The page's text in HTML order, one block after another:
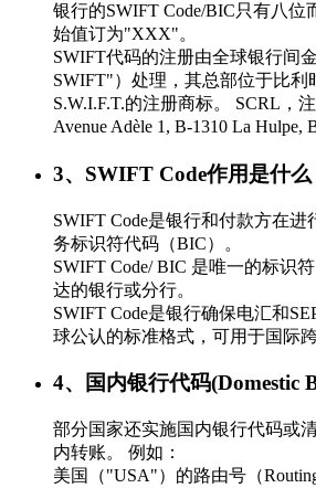
银行的SWIFT Code/BIC只有八位
始值订为"XXX"。
SWIFT代码的注册由全球银行间
SWIFT"）处理，其总部位于比利
S.W.I.F.T.的注册商标。 SCRL，
Avenue Adèle 1, B-1310 La Hulpe,
3、SWIFT Code作用是什么
SWIFT Code是银行和付款方在
务标识符代码（BIC）。
SWIFT Code/ BIC 是唯一的标识
达的银行或分行。
SWIFT Code是银行确保电汇和
球公认的标准格式，可用于国际跨
4、国内银行代码(Domestic
部分国家还实施国内银行代码或
内转账。 例如：
美国（"USA"）的路由号（